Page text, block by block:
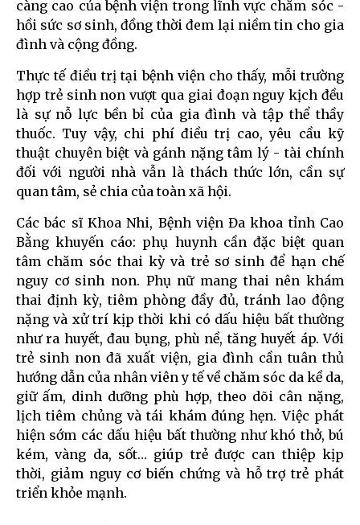
càng cao của bệnh viện trong lĩnh vực chăm sóc -
hồi sức sơ sinh, đồng thời đem lại niềm tin cho gia
đình và cộng đồng.
Thực tế điều trị tại bệnh viện cho thấy, mỗi trường
hợp trẻ sinh non vượt qua giai đoạn nguy kịch đều
là sự nỗ lực bền bỉ của gia đình và tập thể thầy
thuốc. Tuy vậy, chi phí điều trị cao, yêu cầu kỹ
thuật chuyên biệt và gánh nặng tâm lý - tài chính
đối với người nhà vẫn là thách thức lớn, cần sự
quan tâm, sẻ chia của toàn xã hội.
Các bác sĩ Khoa Nhi, Bệnh viện Đa khoa tỉnh Cao
Bằng khuyến cáo: phụ huynh cần đặc biệt quan
tâm chăm sóc thai kỳ và trẻ sơ sinh để hạn chế
nguy cơ sinh non. Phụ nữ mang thai nên khám
thai định kỳ, tiêm phòng đầy đủ, tránh lao động
nặng và xử trí kịp thời khi có dấu hiệu bất thường
như ra huyết, đau bụng, phù nề, tăng huyết áp. Với
trẻ sinh non đã xuất viện, gia đình cần tuân thủ
hướng dẫn của nhân viên y tế về chăm sóc da kề da,
giữ ấm, dinh dưỡng phù hợp, theo dõi cân nặng,
lịch tiêm chủng và tái khám đúng hẹn. Việc phát
hiện sớm các dấu hiệu bất thường như khó thở, bú
kém, vàng da, sốt… giúp trẻ được can thiệp kịp
thời, giảm nguy cơ biến chứng và hỗ trợ trẻ phát
triển khỏe mạnh.